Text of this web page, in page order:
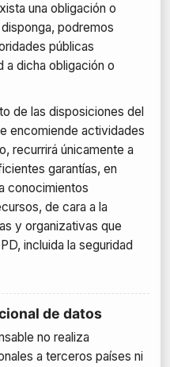
una obligación o
podremos
públicas
dicha obligación o
de las disposiciones del
encomiende actividades
recurrirá únicamente a
garantías, en
conocimientos
de cara a la
y organizativas que
incluida la seguridad
de datos
no realiza
a terceros países ni